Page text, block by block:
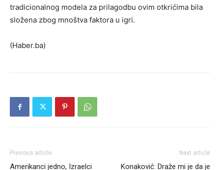
tradicionalnog modela za prilagodbu ovim otkrićima bila
složena zbog mnoštva faktora u igri.
(Haber.ba)
Previous article
Amerikanci jedno, Izraelci
Next article
Konaković: Draže mi je da je